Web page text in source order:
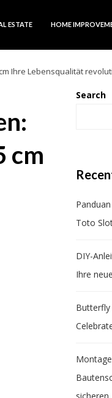
ESTATE HOME
Ihre Lebensqualität
cm
Search
Toto
DIY-
Ihre
Butterfly